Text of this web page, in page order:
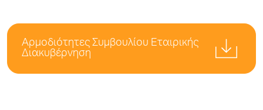
Αρμοδιότητες Συμβουλίου Εταιρικής
Διακυβέρνηση